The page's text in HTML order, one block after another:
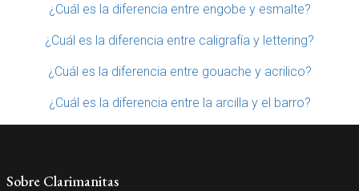
¿Cuál es la diferencia entre engobe y esmalte?
¿Cuál es la diferencia entre caligrafía y lettering?
¿Cuál es la diferencia entre gouache y acrilico?
¿Cuál es la diferencia entre la arcilla y el barro?
Sobre Clarimanitas